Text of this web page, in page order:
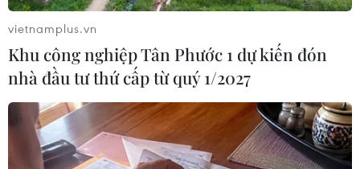
TIN CÙNG CHUYÊN MỤC
Đoàn đại biểu Ủy ban Trung ương
vietnamplus.vn
Khu công nghiệp Tân Phước 1 dự kiến đón
nhà đầu tư thứ cấp từ quý 1/2027